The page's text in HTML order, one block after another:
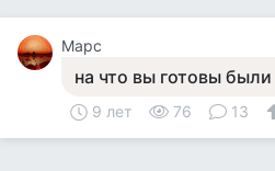
Марс
на что вы готовы
9 лет 76 13